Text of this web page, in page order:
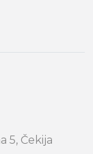
5, Čekija